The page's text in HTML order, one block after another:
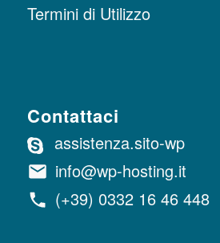
Termini di Utilizzo
Contattaci
assistenza.sito-wp
info@wp-hosting.it
(+39) 0332 16 46 448